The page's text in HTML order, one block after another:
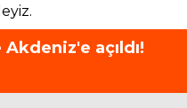
açıldı!